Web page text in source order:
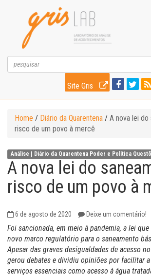
Site Gris
Home / Diário da Quarentena / A nova lei do
risco de um povo à mercê
Análise | Diário da Quarentena Poder e Política
A nova lei do
risco de um povo à
6 de agosto de 2020 Deixe um comentário!
Foi sancionada, em meio à pandemia, a lei
novo marco regulatório para o saneamento
Apesar das graves desigualdades de acesso
gerou debates e dividiu opiniões por facilitar
serviços essenciais como acesso à água